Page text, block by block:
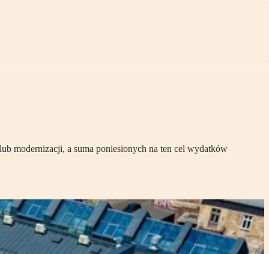
modernizacji, a suma poniesionych na ten cel wydatków